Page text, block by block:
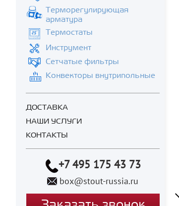
Терморегулирующая
арматура
Термостаты
Инструмент
Сетчатые фильтры
Конвекторы внутрипольные
ДОСТАВКА
НАШИ УСЛУГИ
КОНТАКТЫ
+7 495 175 43 73
box@stout-russia.ru